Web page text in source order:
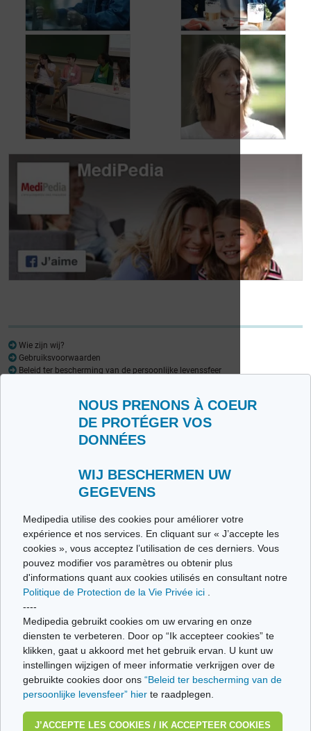
NOUS PRENONS À COEUR
DE PROTÉGER VOS
DONNÉES
WIJ BESCHERMEN UW
GEGEVENS
Medipedia utilise des cookies pour améliorer votre
expérience et nos services. En cliquant sur « J’accepte les
cookies », vous acceptez l’utilisation de ces derniers. Vous
pouvez modifier vos paramètres ou obtenir plus
d'informations quant aux cookies utilisés en consultant notre
Politique de Protection de la Vie Privée ici
----
Medipedia gebruikt cookies om uw ervaring en onze
diensten te verbeteren. Door op “Ik accepteer cookies” te
klikken, gaat u akkoord met het gebruik ervan. U kunt uw
instellingen wijzigen of meer informatie verkrijgen over de
gebruikte cookies door ons “Beleid ter bescherming van de
persoonlijke levensfeer” hier te raadplegen.
J’ACCEPTE LES COOKIES / IK ACCEPTEER COOKIES
Carole, 55 jaar,
vond een oplossing
urineverlies
Jean, 58 jaar,
geniet van het leven,
ondanks het feit dat
hij met urineverlies
kampt
Dag van de
Lymfoompatiënten:
Mariangela Fiorente,
ALWB
Lymfoompatiënten:
Prof. Virginie De
Wilde
Wie zijn wij?
Gebruiksvoorwaarden
Beleid ter bescherming van de persoonlijke levenssfeer
Ce site respecte les principes de la charte HON Code.
© Vivio sa, 2014-2026 - Tous droits réservés | Avenue Gustave Demeylaan 57 -
1160 Brussels